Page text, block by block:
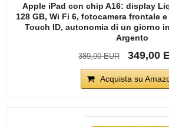
Apple iPad con chip A16: display
128 GB, Wi Fi 6, fotocamera frontale
Touch ID, autonomia di un giorno
Argento
389,00 EUR 349,00
Acquista su